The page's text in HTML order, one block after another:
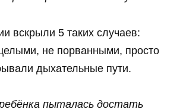
вскрыли 5 таких случаев:
не порванными, просто
дыхательные пути.
пыталась достать